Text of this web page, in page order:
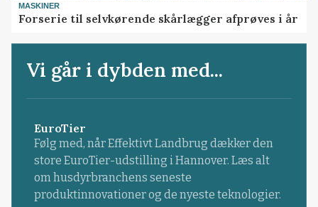
MASKINER
Forserie til selvkørende skårlægger afprøves i år
Vi går i dybden med...
EuroTier
Følg med, når Effektivt Landbrug dækker den
store EuroTier-udstilling i Hannover. Læs alt
om husdyrbranchens seneste
produktinnovationer og de nyeste teknologier.